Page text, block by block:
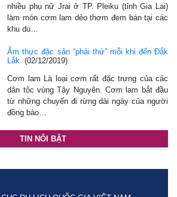
nhiều phụ nữ Jrai ở TP. Pleiku (tỉnh Gia Lai)
làm món cơm lam dẻo thơm đem bán tại các
khu du…
Ẩm thực đặc sản “phải thử” mỗi khi đến Đắk
Lắk
(02/12/2019)
Cơm lam Là loại cơm rất đặc trưng của các
dân tộc vùng Tây Nguyên. Cơm lam bắt đầu
từ những chuyến đi rừng dài ngày của người
đồng bào…
TIN NỔI BẬT